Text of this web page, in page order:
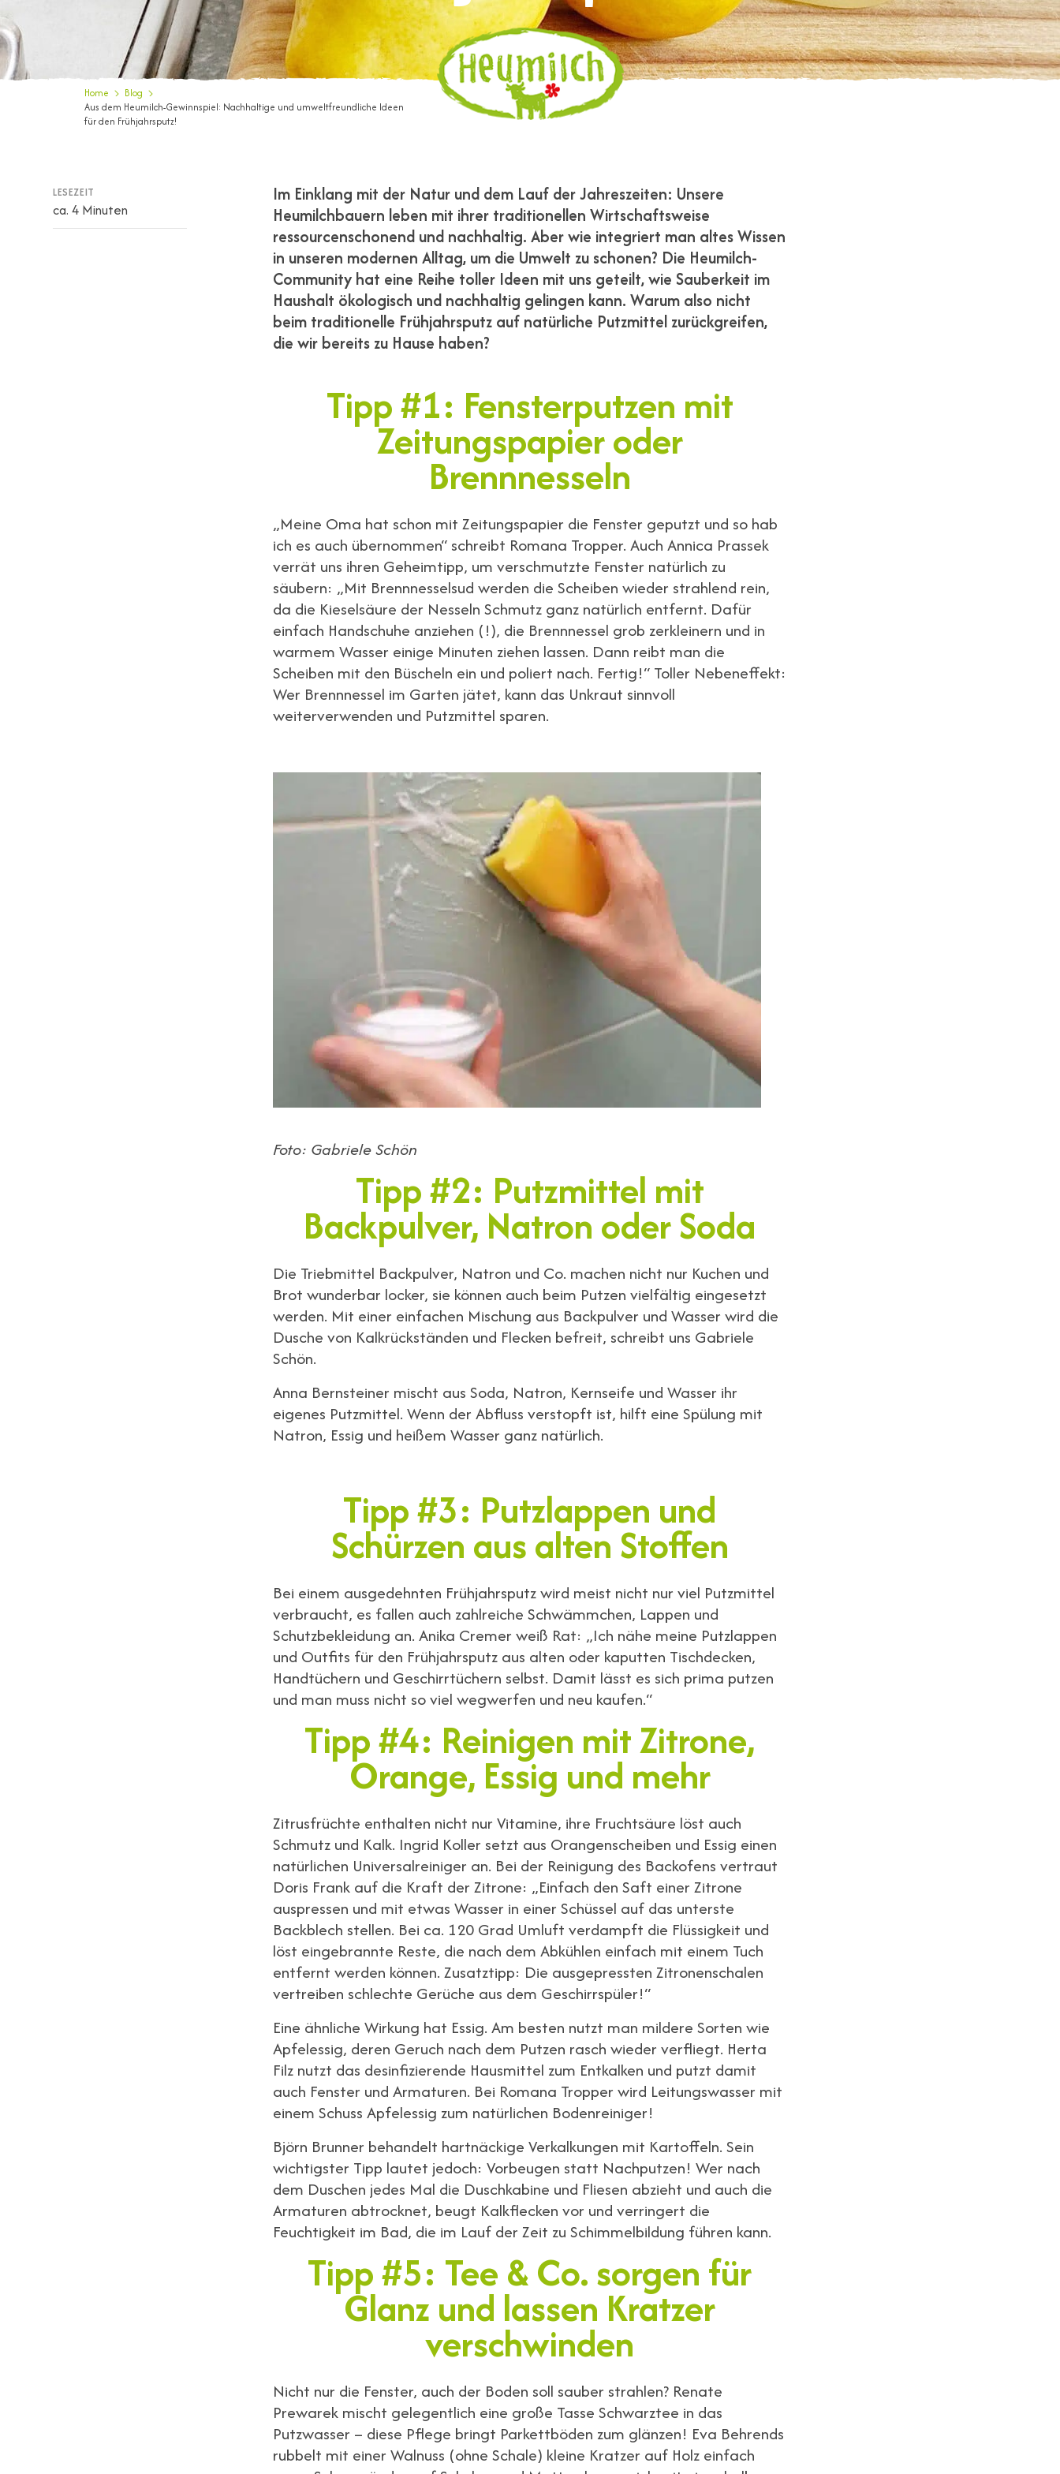
Home
Blog
Aus dem Heumilch-Gewinnspiel: Nachhaltige und umweltfreundliche Ideen
für den Frühjahrsputz!
LESEZEIT
ca. 4 Minuten
Im Einklang mit der Natur und dem Lauf der Jahreszeiten: Unsere
Heumilchbauern leben mit ihrer traditionellen Wirtschaftsweise
ressourcenschonend und nachhaltig. Aber wie integriert man altes Wissen
in unseren modernen Alltag, um die Umwelt zu schonen? Die Heumilch-
Community hat eine Reihe toller Ideen mit uns geteilt, wie Sauberkeit im
Haushalt ökologisch und nachhaltig gelingen kann. Warum also nicht
beim traditionelle Frühjahrsputz auf natürliche Putzmittel zurückgreifen,
die wir bereits zu Hause haben?
Tipp #1: Fensterputzen mit
Zeitungspapier oder
Brennnesseln
„Meine Oma hat schon mit Zeitungspapier die Fenster geputzt und so hab
ich es auch übernommen“ schreibt Romana Tropper. Auch Annica Prassek
verrät uns ihren Geheimtipp, um verschmutzte Fenster natürlich zu
säubern: „Mit Brennnesselsud werden die Scheiben wieder strahlend rein,
da die Kieselsäure der Nesseln Schmutz ganz natürlich entfernt. Dafür
einfach Handschuhe anziehen (!), die Brennnessel grob zerkleinern und in
warmem Wasser einige Minuten ziehen lassen. Dann reibt man die
Scheiben mit den Büscheln ein und poliert nach. Fertig!“ Toller Nebeneffekt:
Wer Brennnessel im Garten jätet, kann das Unkraut sinnvoll
weiterverwenden und Putzmittel sparen.
Foto: Gabriele Schön
Tipp #2: Putzmittel mit
Backpulver, Natron oder Soda
Die Triebmittel Backpulver, Natron und Co. machen nicht nur Kuchen und
Brot wunderbar locker, sie können auch beim Putzen vielfältig eingesetzt
werden. Mit einer einfachen Mischung aus Backpulver und Wasser wird die
Dusche von Kalkrückständen und Flecken befreit, schreibt uns Gabriele
Schön.
Anna Bernsteiner mischt aus Soda, Natron, Kernseife und Wasser ihr
eigenes Putzmittel. Wenn der Abfluss verstopft ist, hilft eine Spülung mit
Natron, Essig und heißem Wasser ganz natürlich.
Tipp #3: Putzlappen und
Schürzen aus alten Stoffen
Bei einem ausgedehnten Frühjahrsputz wird meist nicht nur viel Putzmittel
verbraucht, es fallen auch zahlreiche Schwämmchen, Lappen und
Schutzbekleidung an. Anika Cremer weiß Rat: „Ich nähe meine Putzlappen
und Outfits für den Frühjahrsputz aus alten oder kaputten Tischdecken,
Handtüchern und Geschirrtüchern selbst. Damit lässt es sich prima putzen
und man muss nicht so viel wegwerfen und neu kaufen.“
Tipp #4: Reinigen mit Zitrone,
Orange, Essig und mehr
Zitrusfrüchte enthalten nicht nur Vitamine, ihre Fruchtsäure löst auch
Schmutz und Kalk. Ingrid Koller setzt aus Orangenscheiben und Essig einen
natürlichen Universalreiniger an. Bei der Reinigung des Backofens vertraut
Doris Frank auf die Kraft der Zitrone: „Einfach den Saft einer Zitrone
auspressen und mit etwas Wasser in einer Schüssel auf das unterste
Backblech stellen. Bei ca. 120 Grad Umluft verdampft die Flüssigkeit und
löst eingebrannte Reste, die nach dem Abkühlen einfach mit einem Tuch
entfernt werden können. Zusatztipp: Die ausgepressten Zitronenschalen
vertreiben schlechte Gerüche aus dem Geschirrspüler!“
Eine ähnliche Wirkung hat Essig. Am besten nutzt man mildere Sorten wie
Apfelessig, deren Geruch nach dem Putzen rasch wieder verfliegt. Herta
Filz nutzt das desinfizierende Hausmittel zum Entkalken und putzt damit
auch Fenster und Armaturen. Bei Romana Tropper wird Leitungswasser mit
einem Schuss Apfelessig zum natürlichen Bodenreiniger!
Björn Brunner behandelt hartnäckige Verkalkungen mit Kartoffeln. Sein
wichtigster Tipp lautet jedoch: Vorbeugen statt Nachputzen! Wer nach
dem Duschen jedes Mal die Duschkabine und Fliesen abzieht und auch die
Armaturen abtrocknet, beugt Kalkflecken vor und verringert die
Feuchtigkeit im Bad, die im Lauf der Zeit zu Schimmelbildung führen kann.
Tipp #5: Tee & Co. sorgen für
Glanz und lassen Kratzer
verschwinden
Nicht nur die Fenster, auch der Boden soll sauber strahlen? Renate
Prewarek mischt gelegentlich eine große Tasse Schwarztee in das
Putzwasser – diese Pflege bringt Parkettböden zum glänzen! Eva Behrends
rubbelt mit einer Walnuss (ohne Schale) kleine Kratzer auf Holz einfach